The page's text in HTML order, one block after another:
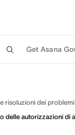
Get Asana
risoluzioni dei problemi
delle autorizzazioni di